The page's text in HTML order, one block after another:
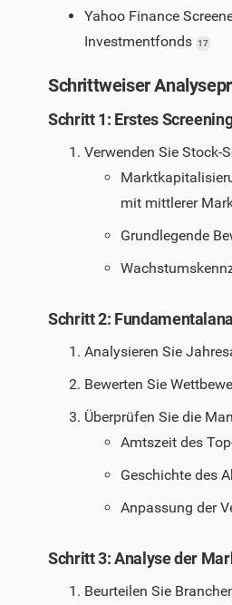
Yahoo Finance
Investmentfonds 17
Schrittweiser
Schritt 1: Erstes
Verwenden Sie Stock-
mit mittlerer
Grundlegende
Schritt 2:
Analysieren Sie
Bewerten Sie
Überprüfen Sie die
Amtszeit des
Geschichte des
Anpassung der
Schritt 3: Analyse der
Beurteilen Sie